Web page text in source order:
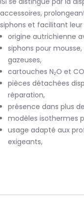
accessoires,
siphons et facilitant
origine autrichienne
siphons pour
gazeuses,
cartouches N₂O et
pièces détachées
réparation,
présence dans plus
modèles isothermes
usage adapté aux
exigeants,